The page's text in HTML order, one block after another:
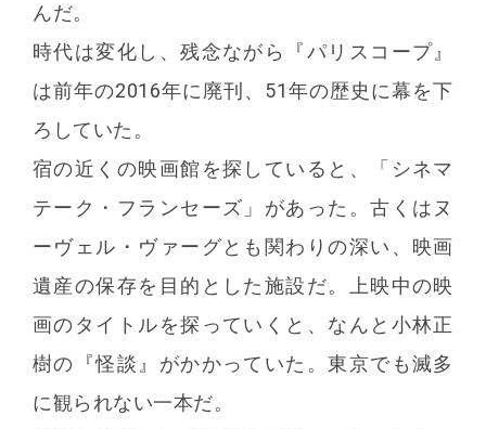
んだ。
時代は変化し、残念ながら『パリスコープ』
は前年の2016年に廃刊、51年の歴史に幕を下
ろしていた。
宿の近くの映画館を探していると、「シネマ
テーク・フランセーズ」があった。古くはヌ
ーヴェル・ヴァーグとも関わりの深い、映画
遺産の保存を目的とした施設だ。上映中の映
画のタイトルを探っていくと、なんと小林正
樹の『怪談』がかかっていた。東京でも滅多
に観られない一本だ。